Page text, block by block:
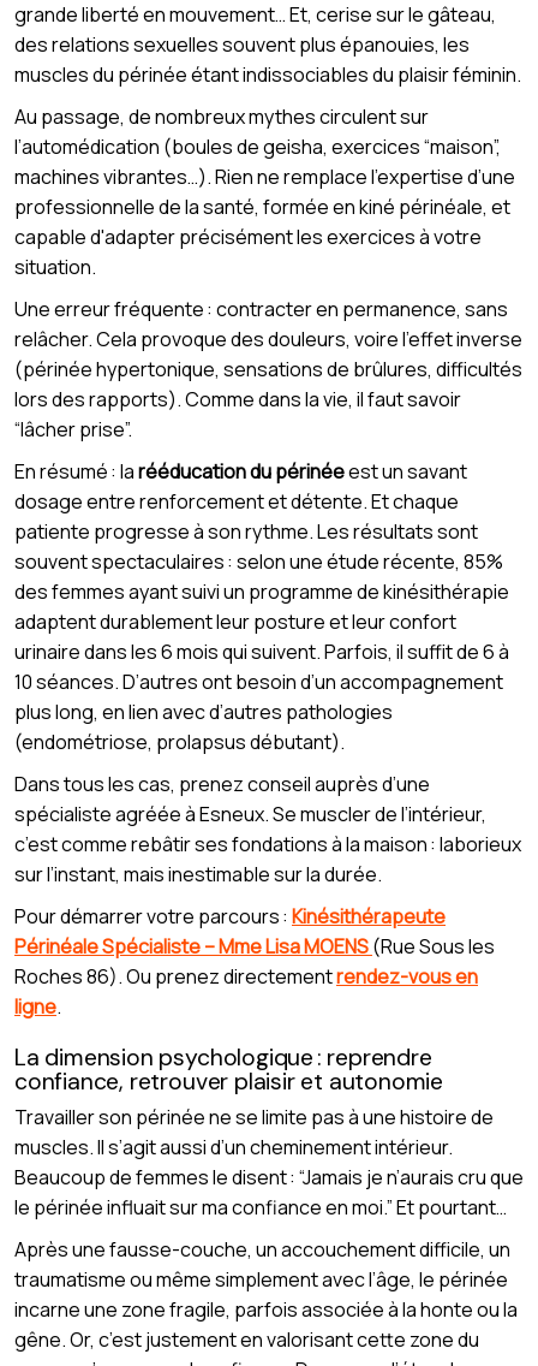
grande liberté en mouvement… Et, cerise sur le gâteau,
des relations sexuelles souvent plus épanouies, les
muscles du périnée étant indissociables du plaisir féminin.
Au passage, de nombreux mythes circulent sur
l’automédication (boules de geisha, exercices “maison”,
machines vibrantes…). Rien ne remplace l’expertise d’une
professionnelle de la santé, formée en kiné périnéale, et
capable d'adapter précisément les exercices à votre
situation.
Une erreur fréquente : contracter en permanence, sans
relâcher. Cela provoque des douleurs, voire l’effet inverse
(périnée hypertonique, sensations de brûlures, difficultés
lors des rapports). Comme dans la vie, il faut savoir
“lâcher prise”.
En résumé : larééducation du périnéeest un savant
dosage entre renforcement et détente. Et chaque
patiente progresse à son rythme. Les résultats sont
souvent spectaculaires : selon une étude récente, 85%
des femmes ayant suivi un programme de kinésithérapie
adaptent durablement leur posture et leur confort
urinaire dans les 6 mois qui suivent. Parfois, il suffit de 6 à
10 séances. D’autres ont besoin d’un accompagnement
plus long, en lien avec d’autres pathologies
(endométriose, prolapsus débutant).
Dans tous les cas, prenez conseil auprès d’une
spécialiste agréée à Esneux. Se muscler de l’intérieur,
c’est comme rebâtir ses fondations à la maison : laborieux
sur l’instant, mais inestimable sur la durée.
Pour démarrer votre parcours : Kinésithérapeute
Périnéale Spécialiste – Mme Lisa MOENS(Rue Sous les
Roches 86). Ou prenez directementrendez-vous en
ligne.
La dimension psychologique : reprendre
confiance, retrouver plaisir et autonomie
Travailler son périnée ne se limite pas à une histoire de
muscles. Il s’agit aussi d’un cheminement intérieur.
Beaucoup de femmes le disent : “Jamais je n’aurais cru que
le périnée influait sur ma confiance en moi.” Et pourtant…
Après une fausse-couche, un accouchement difficile, un
traumatisme ou même simplement avec l’âge, le périnée
incarne une zone fragile, parfois associée à la honte ou la
gêne. Or, c’est justement en valorisant cette zone du